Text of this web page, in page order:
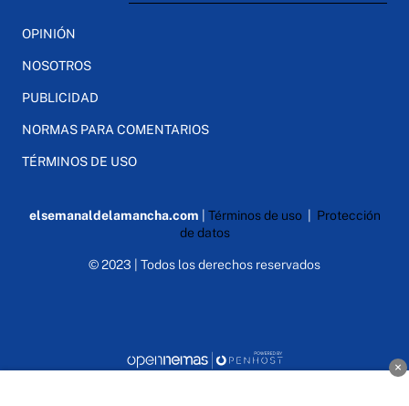
OPINIÓN
NOSOTROS
PUBLICIDAD
NORMAS PARA COMENTARIOS
TÉRMINOS DE USO
elsemanaldelamancha.com Términos de uso| Protección
de datos
© 2023 | Todos los derechos reservados
×